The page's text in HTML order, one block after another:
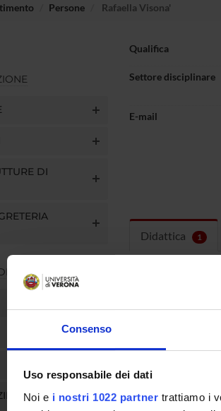
Consenso
Uso responsabile dei dati
Noi e i nostri 1022 partner trattiamo i
Persone Rafaella Visona'
DI
DIPARTIMENTO
Qualifica
Settore disciplinare
E-mail
Didattica 1
Insegnamenti
Clicca
CORSO